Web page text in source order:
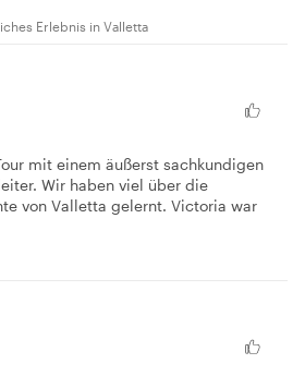
Erlebnis in Valletta
mit einem äußerst sachkundigen
Wir haben viel über die
von Valletta gelernt. Victoria war